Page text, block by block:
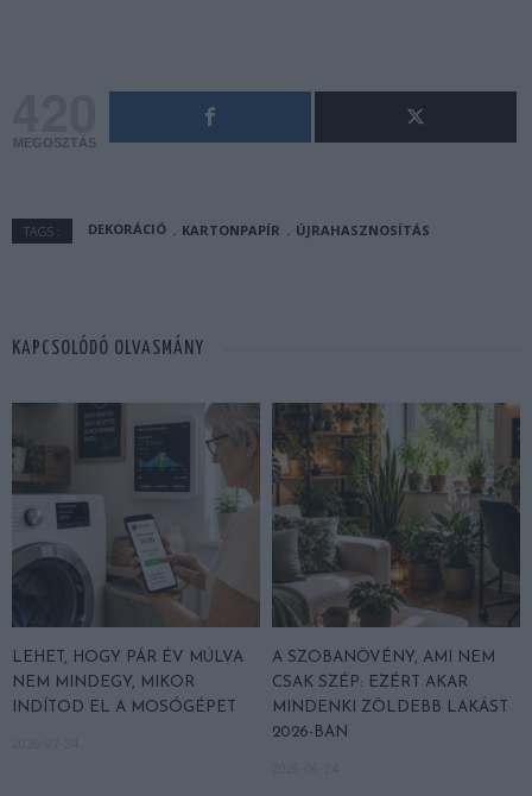
MEGOSZTÁS
TAGS : DEKORÁCIÓ KARTONPAPÍR ÚJRAHASZNOSÍTÁS
KAPCSOLÓDÓ OLVASMÁNY
LEHET, HOGY PÁR ÉV MÚLVA
NEM MINDEGY, MIKOR
INDÍTOD EL A MOSÓGÉPET
A SZOBANÖVÉNY, AMI NEM
CSAK SZÉP: EZÉRT AKAR
MINDENKI ZÖLDEBB LAKÁST
2026-BAN